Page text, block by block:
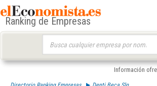
Ranking de Empresas
Información